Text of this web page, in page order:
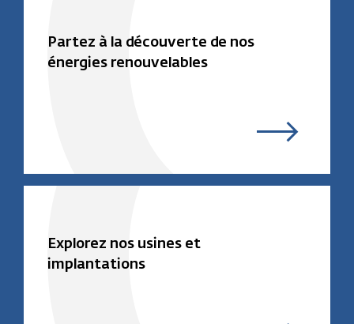
Partez à la découverte de nos
énergies renouvelables
Explorez nos usines et
implantations